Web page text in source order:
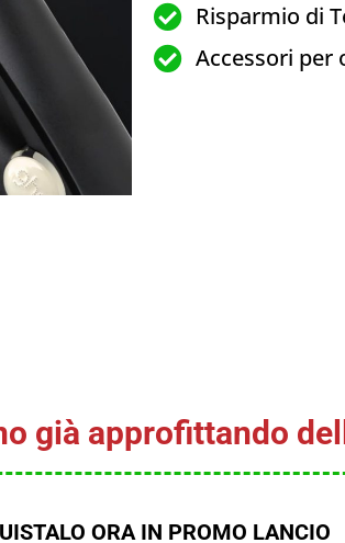
Risparmio di
Accessori per
già approfittando
ORA IN PROMO LANCIO